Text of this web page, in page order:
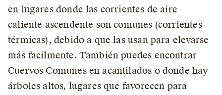
en lugares donde las corrientes de aire
caliente ascendente son comunes (corrientes
térmicas), debido a que las usan para elevarse
más facilmente. También puedes encontrar
Cuervos Comunes en acantilados o donde hay
árboles altos, lugares que favorecen para